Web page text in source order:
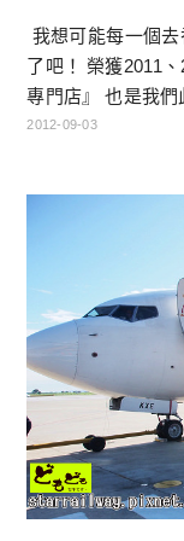
我想可能每一個
了吧！ 榮獲2011
專門店』 也是我
吃的本店的排隊經
2012-09-03